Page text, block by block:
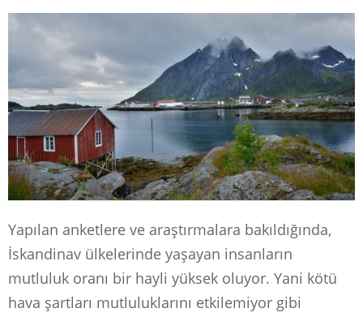
Yapılan anketlere ve araştırmalara bakıldığında,
İskandinav ülkelerinde yaşayan insanların
mutluluk oranı bir hayli yüksek oluyor. Yani kötü
hava şartları mutluluklarını etkilemiyor gibi